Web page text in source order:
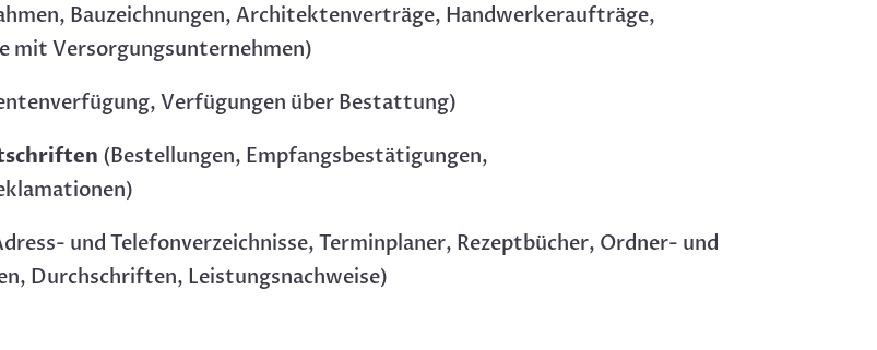
Bauzeichnungen, Architektenverträge, Handwerkeraufträge,
mit Versorgungsunternehmen)
Verfügungen über Bestattung)
(Bestellungen, Empfangsbestätigungen,
und Telefonverzeichnisse, Terminplaner, Rezeptbücher, Ordner- und
Durchschriften, Leistungsnachweise)